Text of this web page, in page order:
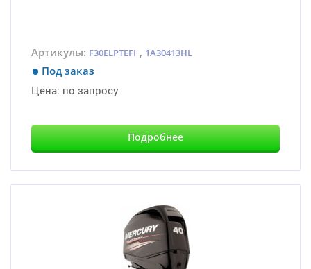
Артикулы: F30ELPTEFI , 1A30413HL
Под заказ
Цена: по запросу
Подробнее